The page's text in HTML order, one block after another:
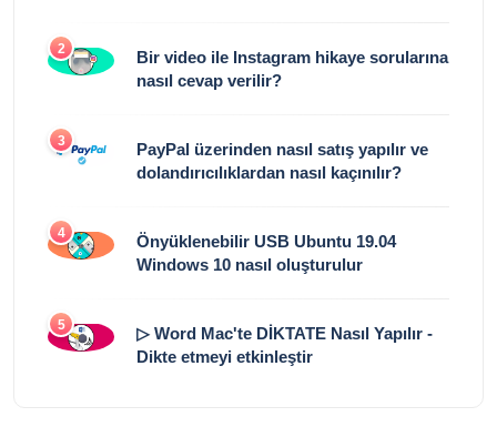
2
Bir video ile Instagram hikaye sorularına
nasıl cevap verilir?
3
PayPal üzerinden nasıl satış yapılır ve
dolandırıcılıklardan nasıl kaçınılır?
4
Önyüklenebilir USB Ubuntu 19.04
Windows 10 nasıl oluşturulur
5
▷ Word Mac'te DİKTATE Nasıl Yapılır -
Dikte etmeyi etkinleştir